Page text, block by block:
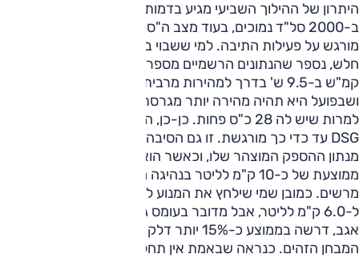
ב-2000 סל"ד נמוכים, בעוד מצב ה"ספורט" משפיע באופן
למרות שיש לה 28 כ"ס פחות. כן-כן, ההשפעה של המומנט וה-
DSG עד כדי כך מורגשת. זו גם הסיבה שהמנוע מרגיש חזק יותר
מנתון ההספק המוצהר שלו, וכאשר הוא מגיע יחד עם צריכת דלק
ממוצעת של כ-10 ק"מ לליטר בנהיגה מעורבת – זה בהחלט
מרשים. כמובן שמי שילחץ את המנוע לקצה יצליח להגיע גם
ל-6.0 ק"מ לליטר, אבל מדובר בעומס גבוה באמת. הסיטרואן,
אגב, דרשה בממוצע כ-15% יותר דלק בהשוואה לגולף בתנאי
המבחן הזהים. כנראה שבאמת אין תחליף ל(מעט) סמ"קים...